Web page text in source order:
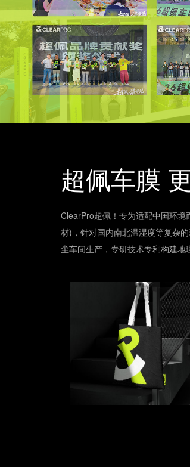
超佩车膜
ClearPro超佩！专为适配中国环
材)，针对国内南北温湿度等复杂
尘车间生产，专研技术专利构建地